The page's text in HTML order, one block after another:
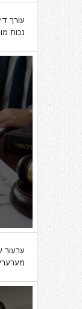
עורך
נכות
ערעור